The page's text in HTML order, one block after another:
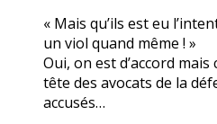
« Mais qu’ils est eu
un viol quand même ! »
Oui, on est d’accord mais
tête des avocats de la
accusés…